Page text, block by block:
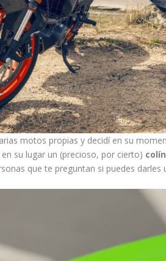
motos propias y decidí en su
su lugar un (precioso, por cierto)
que te preguntan si puedes